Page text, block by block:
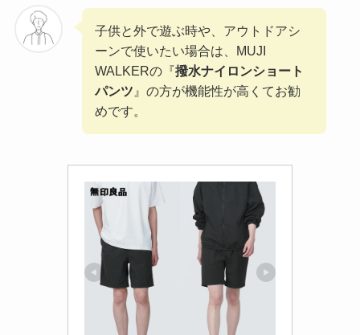
子供と外で遊ぶ時や、アウトドアシ
ーンで使いたい場合は、MUJI
WALKERの『撥水ナイロンショート
パンツ 』の方が機能性が高くてお勧
めです。